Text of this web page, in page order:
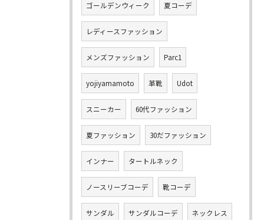
ゴールデンウィーク 夏コーデ
レディースファッション
メンズファッション Parc1
yojiyamamoto 革靴 Udot
スニーカー 60代ファッション
夏ファッション 30だファッション
インナー タートルネック
ノースリーブコーデ 靴コーデ
サンダル サンダルコーデ ネックレス